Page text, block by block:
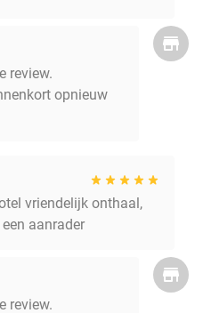
review.
opnieuw
vriendelijk onthaal,
aanrader
review.